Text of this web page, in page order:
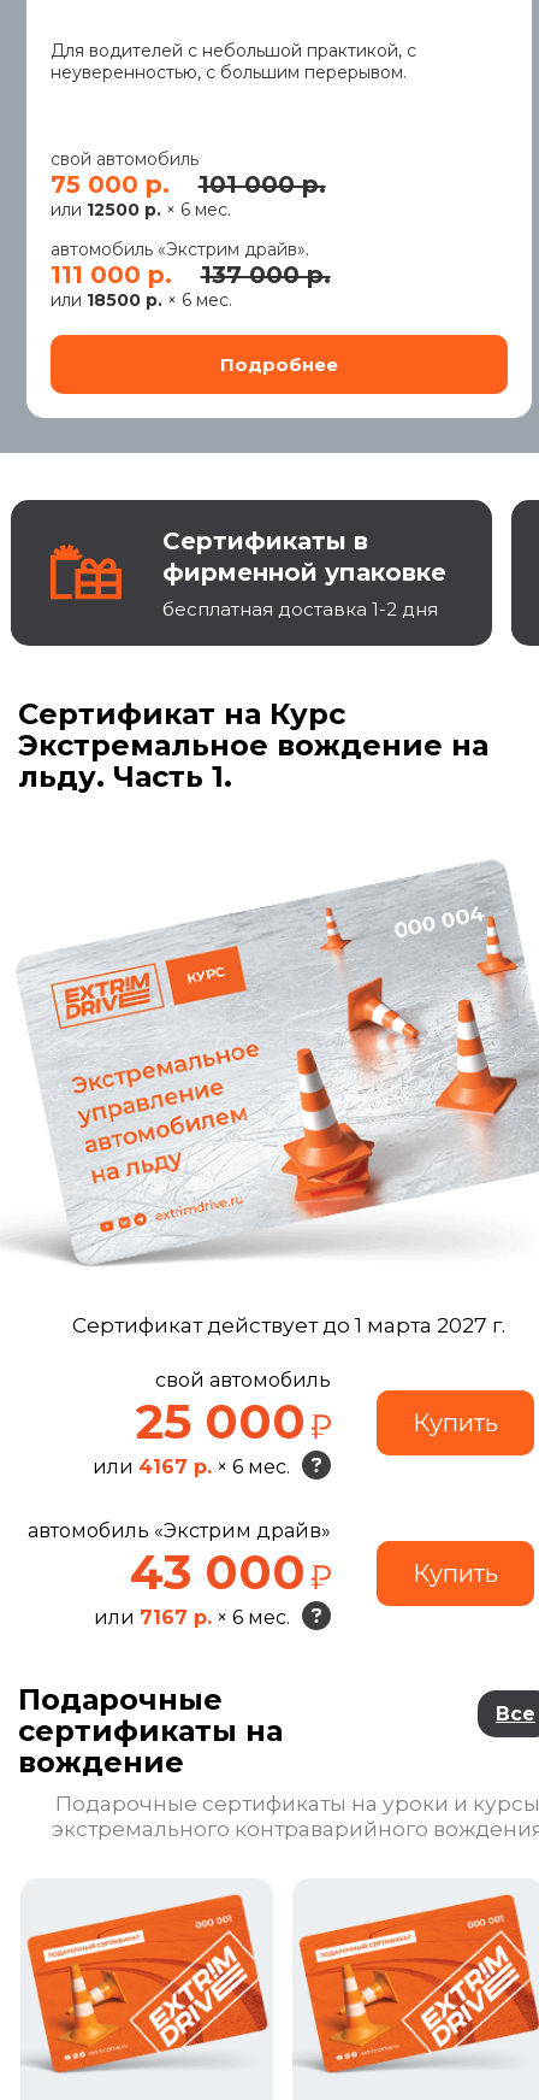
Для водителей с небольшой практикой, с
неуверенностью, с большим перерывом.
свой автомобиль
75 000 р. 101 000 р.
или 12500 р.× 6 мес.
автомобиль «Экстрим драйв».
111 000 р. 137 000 р.
или 18500 р.× 6 мес.
Сертификаты в
фирменной упаковке
бесплатная доставка 1-2 дня
Сертификат на Курс
Экстремальное вождение на
льду. Часть 1.
Сертификат действует до 1 марта 2027 г.
свой автомобиль
25 000
или 4167 р. × 6 мес.
автомобиль «Экстрим драйв»
43 000
или 7167 р. × 6 мес.
Подарочные
сертификаты на
вождение
Все
Подарочные сертификаты на уроки и курсы
экстремального контраварийного